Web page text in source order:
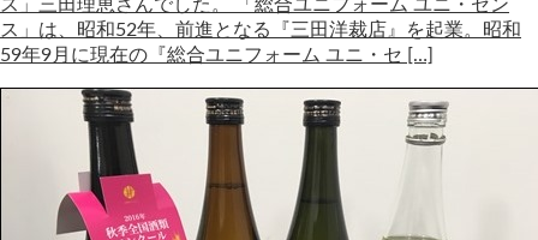
ス」三田理恵さんでした。 「総合ユニフォーム ユニ・セン
ス」は、昭和52年、前進となる『三田洋裁店』を起業。昭和
59年9月に現在の『総合ユニフォーム ユニ・セ […]